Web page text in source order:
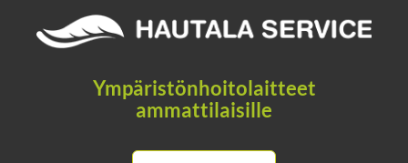
Ympäristönhoitolaitteet
ammattilaisille